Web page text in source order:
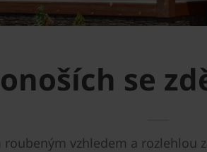
se
vzhledem a